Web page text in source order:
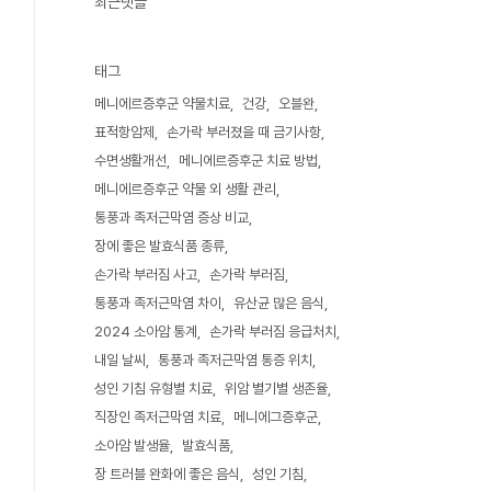
태그
메니에르증후군 약물치료 건강
오블완
표적항암제
손가락 부러졌을 때 금기사항
수면생활개선
메니에르증후군 치료 방법
메니에르증후군 약물 외 생활 관리
통풍과 족저근막염 증상 비교
장에 좋은 발효식품 종류
손가락 부러짐 사고
손가락 부러짐
통풍과 족저근막염 차이
유산균 많은 음식
2024 소아암 통계
손가락 부러짐 응급처치
내일 날씨
통풍과 족저근막염 통증 위치
성인 기침 유형별 치료
위암 별기별 생존율
직장인 족저근막염 치료
메니에그증후군
소아암 발생율
발효식품
장 트러블 완화에 좋은 음식
성인 기침